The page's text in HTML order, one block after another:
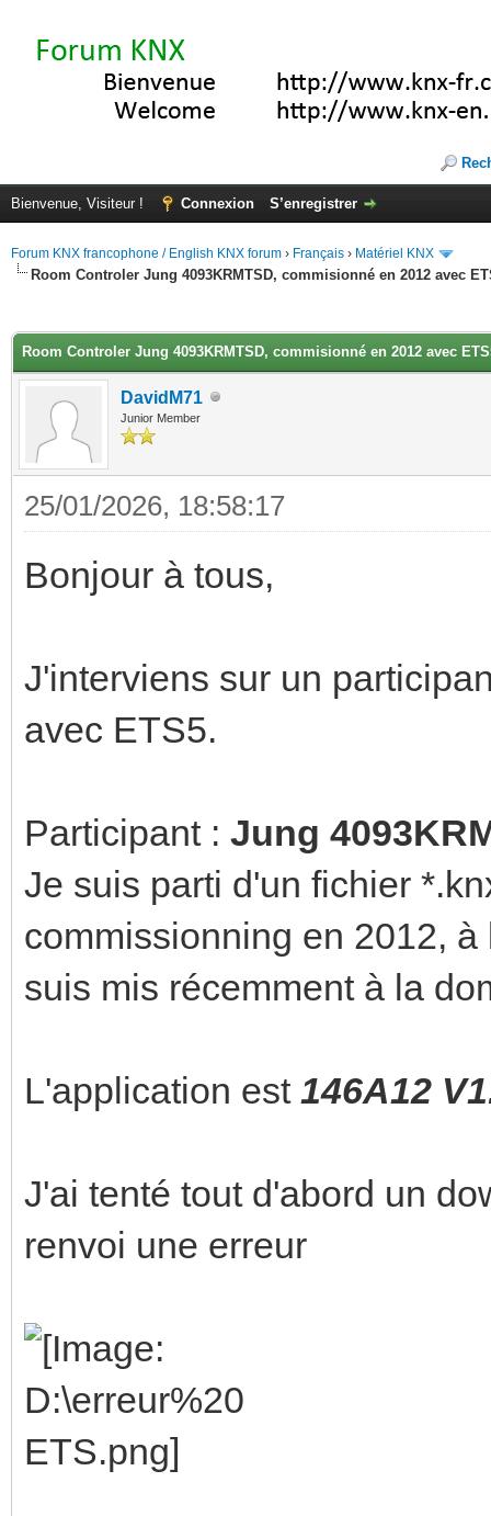
Bienvenue, Visiteur ! Connexion S’enregistrer
Forum KNX francophone / English KNX forum › Français › Matériel KNX
Room Controler Jung 4093KRMTSD, commisionné en 2012 avec
Room Controler Jung 4093KRMTSD, commisionné en 2012 avec
DavidM71
Junior Member
25/01/2026, 18:58:17
Bonjour à tous,
J'interviens sur un
avec ETS5.
Participant : Jung
Je suis parti d'un fichier
commissionning en 2012,
suis mis récemment à la
L'application est 146A12
J'ai tenté tout d'abord un
renvoi une erreur